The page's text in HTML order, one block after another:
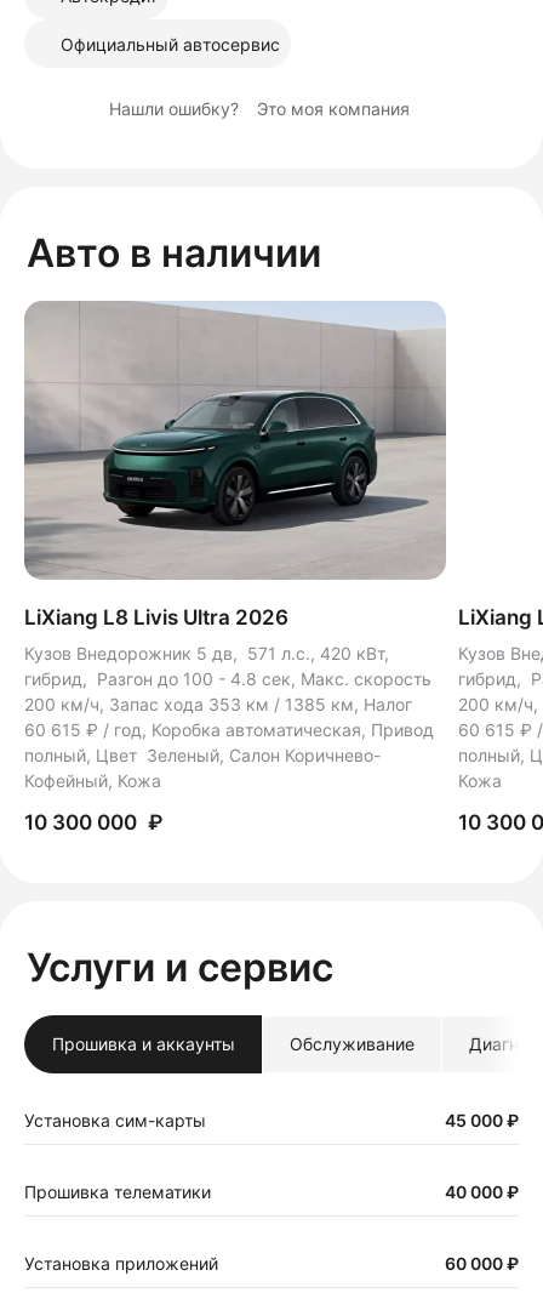
Официальный автосервис
Нашли ошибку? Это моя компания
Авто в наличии
LiXiang L8 Livis Ultra 2026
Кузов Внедорожник 5 дв, 571 л.с., 420 кВт,
гибрид, Разгон до 100 - 4.8 сек, Макс. скорость
200 км/ч, Запас хода 353 км / 1385 км, Налог
60 615 ₽ / год, Коробка автоматическая, Привод
полный, Цвет Зеленый, Салон Коричнево-
Кофейный, Кожа
10 300 000 ₽
LiXiang
Кузов
гибрид,
200 км/ч,
60 615 ₽
полный,
Кожа
10 300
Услуги и сервис
Прошивка и аккаунты Обслуживание
Установка сим-карты 45 000 ₽
Прошивка телематики 40 000 ₽
Установка приложений 60 000 ₽